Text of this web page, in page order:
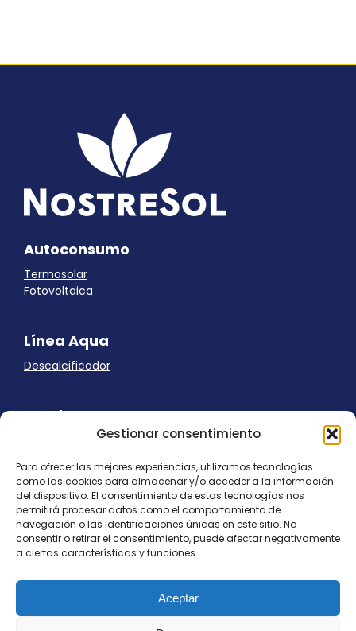
Gestionar consentimiento
Para ofrecer las mejores experiencias, utilizamos tecnologías
como las cookies para almacenar y/o acceder a la información
del dispositivo. El consentimiento de estas tecnologías nos
permitirá procesar datos como el comportamiento de
navegación o las identificaciones únicas en este sitio. No
consentir o retirar el consentimiento, puede afectar negativamente
a ciertas características y funciones.
Aceptar
Autoconsumo
Termosolar
Fotovoltaica
Línea Aqua
Descalcificador
Ayuda
Panel Cookies
Política de privacidad
contacto@nostresol.com
Canal de Denuncias
Trabaja con nosotros